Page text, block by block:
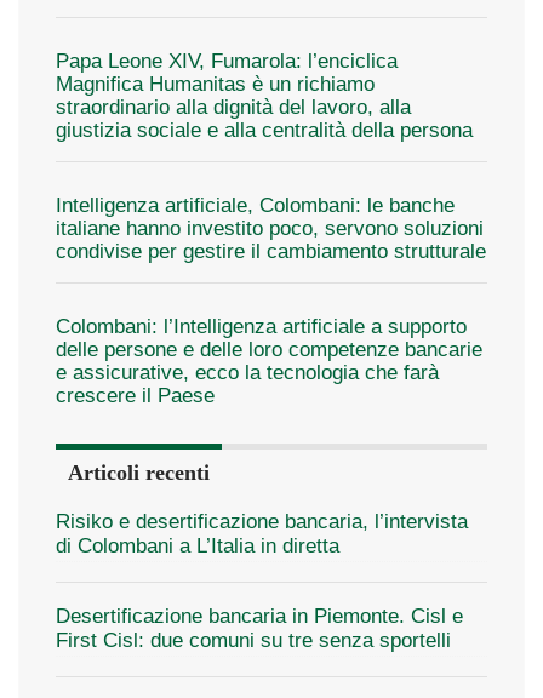
Papa Leone XIV, Fumarola: l’enciclica
Magnifica Humanitas è un richiamo
straordinario alla dignità del lavoro, alla
giustizia sociale e alla centralità della persona
Intelligenza artificiale, Colombani: le banche
italiane hanno investito poco, servono soluzioni
condivise per gestire il cambiamento strutturale
Colombani: l’Intelligenza artificiale a supporto
delle persone e delle loro competenze bancarie
e assicurative, ecco la tecnologia che farà
crescere il Paese
Articoli recenti
Risiko e desertificazione bancaria, l’intervista
di Colombani a L’Italia in diretta
Desertificazione bancaria in Piemonte. Cisl e
First Cisl: due comuni su tre senza sportelli